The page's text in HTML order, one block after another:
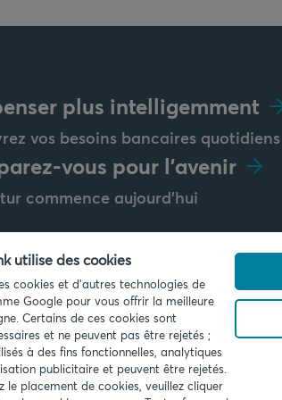
plus intelligemment
vos besoins bancaires quotidiens
vous pour l'avenir
commence aujourd'hui
nous un message
info@keytradebank.com
utilise des cookies
cookies et d'autres technologies de
Google pour vous offrir la meilleure
Certains de ces cookies sont
et ne peuvent pas être rejetés ;
à des fins fonctionnelles, analytiques
publicitaire et peuvent être rejetés.
le placement de cookies, veuillez cliquer